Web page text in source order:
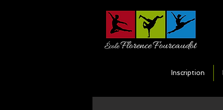
Inscription